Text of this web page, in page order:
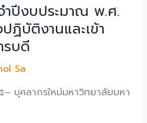
ำปีงบประมาณ พ.ศ.
ฏิบัติงานและเข้า
รบดี
Sa
บุคลากรใหม่มหาวิทยาลัยมหา